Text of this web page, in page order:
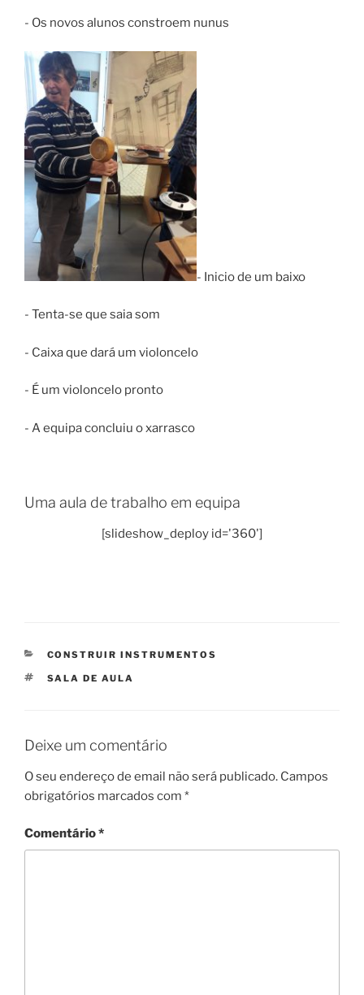
- Os novos alunos constroem nunus
- Inicio de um baixo
- Tenta-se que saia som
- Caixa que dará um violoncelo
- É um violoncelo pronto
- A equipa concluiu o xarrasco
Uma aula de trabalho em equipa
[slideshow_deploy id='360']
CATEGORIAS
CONSTRUIR INSTRUMENTOS
ETIQUETAS
SALA DE AULA
Deixe um comentário
O seu endereço de email não será publicado. Campos
obrigatórios marcados com *
Comentário*